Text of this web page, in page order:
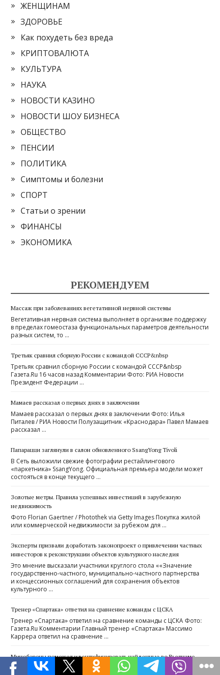
ЖЕНЩИНАМ
ЗДОРОВЬЕ
Как похудеть без вреда
КРИПТОВАЛЮТА
КУЛЬТУРА
НАУКА
НОВОСТИ КАЗИНО
НОВОСТИ ШОУ БИЗНЕСА
ОБЩЕСТВО
ПЕНСИИ
ПОЛИТИКА
Симптомы и болезни
СПОРТ
Статьи о зрении
ФИНАНСЫ
ЭКОНОМИКА
РЕКОМЕНДУЕМ
Массаж при заболеваниях вегетативной нервной системы
Вегетативная нервная система выполняет в организме поддержку
в пределах гомеостаза функциональных параметров деятельности
разных систем, то …
Третьяк сравнил сборную России с командой СССР&nbsp
Третьяк сравнил сборную России с командой СССР&nbsp
Газета.Ru 16 часов назад Комментарии Фото: РИА Новости
Президент Федерации …
Мамаев рассказал о первых днях в заключении
Мамаев рассказал о первых днях в заключении Фото: Илья
Питалев / РИА Новости Полузащитник «Краснодара» Павел Мамаев
рассказал …
Папарацци заглянули в салон обновленного SsangYong Tivoli
В Сеть выложили свежие фотографии рестайлингового
«паркетника» SsangYong. Официальная премьера модели может
состояться в конце текущего …
Золотые метры. Правила успешных инвестиций в зарубежную
недвижимость
Фото Florian Gaertner / Photothek via Getty Images Покупка жилой
или коммерческой недвижимости за рубежом для …
Эксперты призвали доработать законопроект о привлечении частных
инвесторов к реконструкции объектов культурного наследия
Это мнение высказали участники круглого стола ««Значение
государственно-частного, муниципально-частного партнерства
и концессионных соглашений для сохранения объектов
культурного …
Тренер «Спартака» ответил на сравнение команды с ЦСКА
Тренер «Спартака» ответил на сравнение команды с ЦСКА Фото:
Газета.Ru Комментарии Главный тренер «Спартака» Массимо
Каррера ответил на сравнение …
Минобороны поможет идентифицировать найденные во Вьетнаме
останки советского летчика